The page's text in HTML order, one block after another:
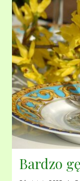
Bardzo